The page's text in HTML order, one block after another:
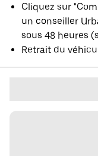
Cliquez sur
un conseiller
sous 48 heures
Retrait du